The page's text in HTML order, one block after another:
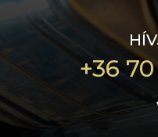
+36